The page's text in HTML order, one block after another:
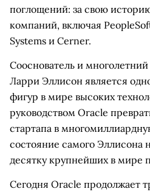
поглощений: за свою
компаний, включая
Systems и Cerner.
Сооснователь и
Ларри Эллисон является
фигур в мире высоких
руководством Oracle
стартапа в
состояние самого Эллисона
десятку крупнейших в мире
Сегодня Oracle продолжает